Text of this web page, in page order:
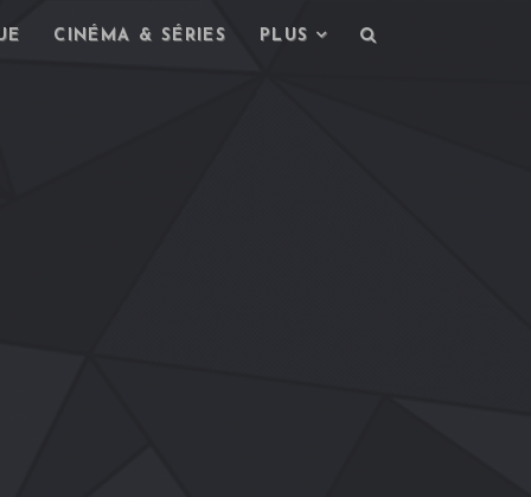
CINÉMA & SÉRIES PLUS